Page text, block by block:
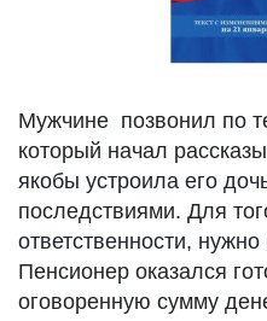
Мужчине позвонил по
который начал
якобы устроила его
последствиями. Для
ответственности,
Пенсионер оказался
оговоренную сумму